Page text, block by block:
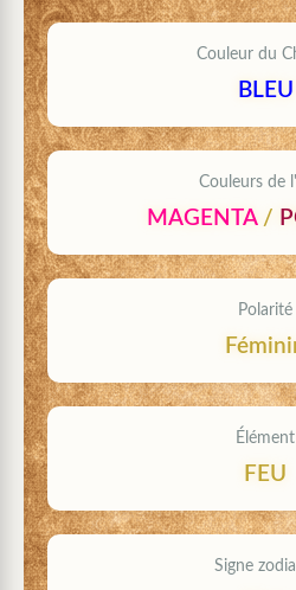
Couleur du
BLEU
Couleurs de
MAGENTA/
Polarité
Élément
FEU
Signe